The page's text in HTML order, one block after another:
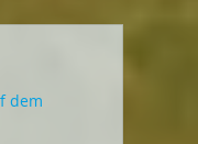
dem